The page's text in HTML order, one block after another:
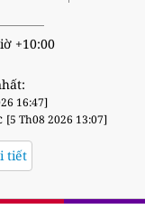
+10:00
16:47]
[5 Th08 2026 13:07]
tiết